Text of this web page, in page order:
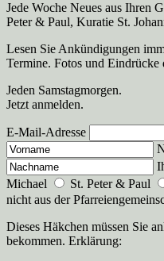
Jede Woche Neues aus Ihren
Peter & Paul, Kuratie St.
Lesen Sie Ankündigungen
Termine. Fotos und Eindrücke
Jeden Samstagmorgen.
Jetzt anmelden.
E-Mail-Adresse
Michael
St. Peter & Paul
nicht aus der
Dieses Häkchen müssen Sie
bekommen. Erklärung: